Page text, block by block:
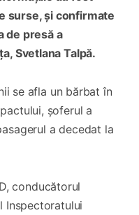
surse, și confirmate
de presă a
Svetlana Talpă.
se afla un bărbat în
șoferul a
a decedat la
conducătorul
Inspectoratului